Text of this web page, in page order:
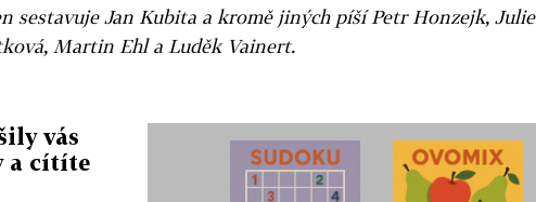
sestavuje Jan Kubita a kromě jiných píší Petr Honzejk, Julie
Martin Ehl a Luděk Vainert.
vás
a cítíte